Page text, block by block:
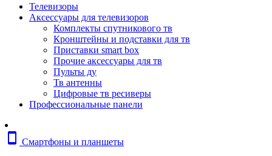
Рации
Консоли для мини-атс
Системные телефоны
Телефоны
Телефоны dect
Торговое оборудование
Детектор валют
Счетчики банкнот
Телевизоры
Аксессуары для телевизоров
Комплекты спутникового тв
Кронштейны и подставки для тв
Приставки smart box
Прочие аксессуары для тв
Пульты ду
Тв антенны
Цифровые тв ресиверы
Профессиональные панели
smartphone
Смартфоны и планшеты